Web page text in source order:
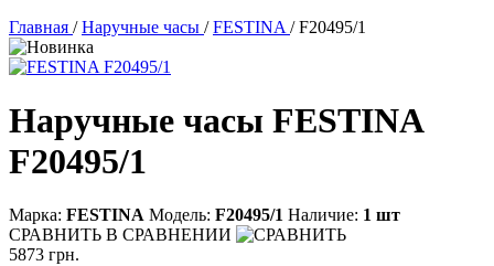
Главная /Наручные часы /FESTINA / F20495/1
Наручные часы FESTINA
F20495/1
Марка: FESTINA Модель: F20495/1 Наличие: 1 шт
СРАВНИТЬ В СРАВНЕНИИ
5873 грн.